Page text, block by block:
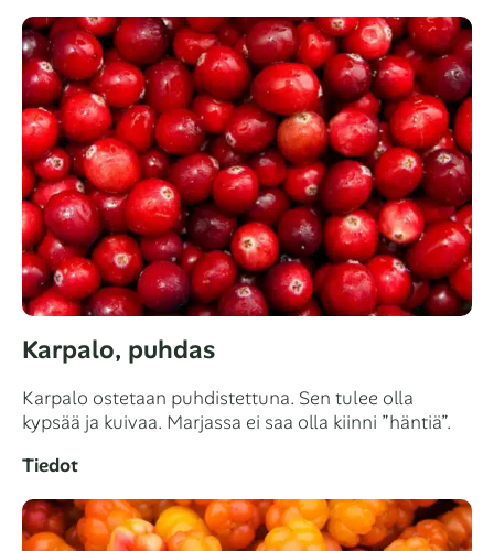
Karpalo, puhdas
Karpalo ostetaan puhdistettuna. Sen tulee olla
kypsää ja kuivaa. Marjassa ei saa olla kiinni ”häntiä”.
Tiedot